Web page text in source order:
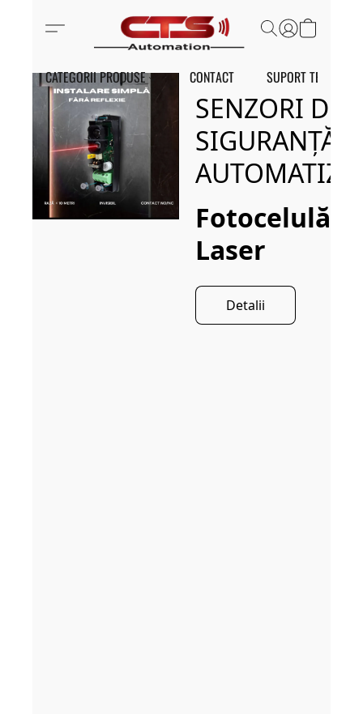
CATEGORII PRODUSE CONTACT SUPORT TEHNIC
SENZORI DE
SIGURANȚĂ
Fotocelulă
Laser
Detalii